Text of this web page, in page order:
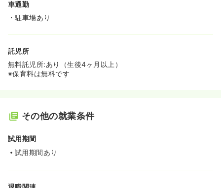
車通勤
・駐車場あり
託児所
無料託児所:あり（生後4ヶ月以上）
※保育料は無料です
その他の就業条件
試用期間
試用期間あり